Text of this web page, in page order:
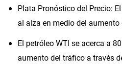
Plata Pronóstico del Precio:
al alza en medio del aumento
El petróleo WTI se acerca a
aumento del tráfico a través